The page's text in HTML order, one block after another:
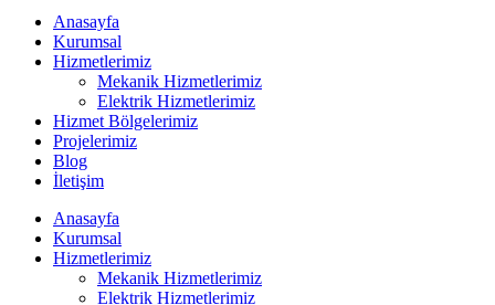
Anasayfa
Kurumsal
Hizmetlerimiz
Mekanik Hizmetlerimiz
Elektrik Hizmetlerimiz
Hizmet Bölgelerimiz
Projelerimiz
Blog
İletişim
Anasayfa
Kurumsal
Hizmetlerimiz
Mekanik Hizmetlerimiz
Elektrik Hizmetlerimiz